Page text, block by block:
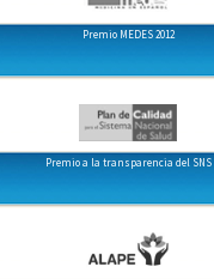
Premio MEDES 2012
Premio a la transparencia del SNS